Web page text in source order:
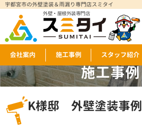
宇都宮市の外壁塗装＆雨漏り専門店スミタイ
外壁・屋根外装専門店
会社案内 施工事例 スタッフ紹介
施工事例
WORKS
K様邸 外壁塗装事例